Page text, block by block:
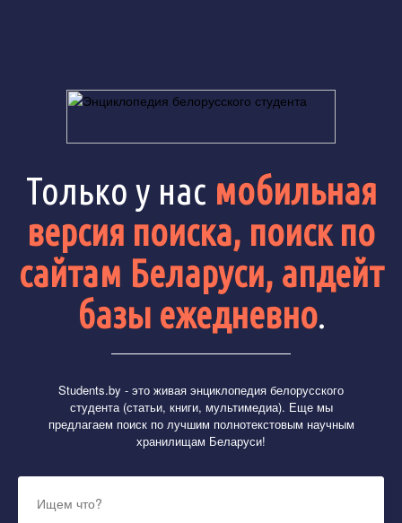
Только у нас мобильная
версия поиска, поиск по
сайтам Беларуси, апдейт
базы ежедневно.
Students.by - это живая энциклопедия белорусского
студента (статьи, книги, мультимедиа). Еще мы
предлагаем поиск по лучшим полнотекстовым научным
хранилищам Беларуси!